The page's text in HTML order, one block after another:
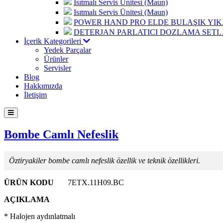
Isıtmalı Servis Ünitesi (Maun)
Isıtmalı Servis Ünitesi (Maun)
POWER HAND PRO ELDE BULAŞIK
DETERJAN PARLATICI DOZLAMA
İçerik Kategorileri
Yedek Parçalar
Ürünler
Servisler
Blog
Hakkımızda
İletişim
Bombe Camlı Nefeslik
Öztiryakiler bombe camlı nefeslik özellik ve teknik özellikleri.
ÜRÜN KODU
7ETX.11H09.BC
AÇIKLAMA
* Halojen aydınlatmalı